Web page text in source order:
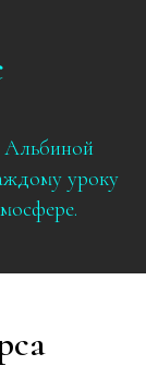
Альбиной
уроку